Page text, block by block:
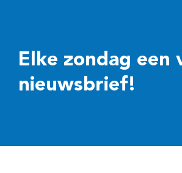
Elke zondag een
nieuwsbrief!